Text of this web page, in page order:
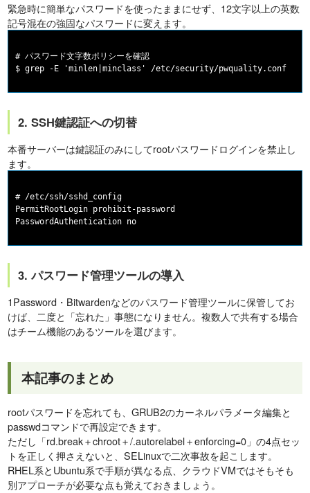
緊急時に簡単なパスワードを使ったままにせず、12文字以上の英数
記号混在の強固なパスワードに変えます。
# パスワード文字数ポリシーを確認
2. SSH鍵認証への切替
本番サーバーは鍵認証のみにしてrootパスワードログインを禁止し
ます。
# /etc/ssh/sshd_config
PermitRootLogin prohibit-password
3. パスワード管理ツールの導入
1Password・Bitwardenなどのパスワード管理ツールに保管してお
けば、二度と「忘れた」事態になりません。複数人で共有する場合
はチーム機能のあるツールを選びます。
本記事のまとめ
rootパスワードを忘れても、GRUB2のカーネルパラメータ編集と
passwdコマンドで再設定できます。
ただし「rd.break＋chroot＋/.autorelabel＋enforcing=0」の4点セッ
トを正しく押さえないと、SELinuxで二次事故を起こします。
RHEL系とUbuntu系で手順が異なる点、クラウドVMではそもそも
別アプローチが必要な点も覚えておきましょう。